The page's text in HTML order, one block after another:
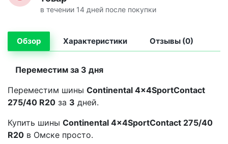
в течении 14 дней после покупки
Обзор Характеристики Отзывы (0)
Переместим за 3 дня
Переместим шины Continental 4x4SportContact
275/40 R20 за 3 дней.
Купить шины Continental 4x4SportContact 275/40
R20 в Омске просто.